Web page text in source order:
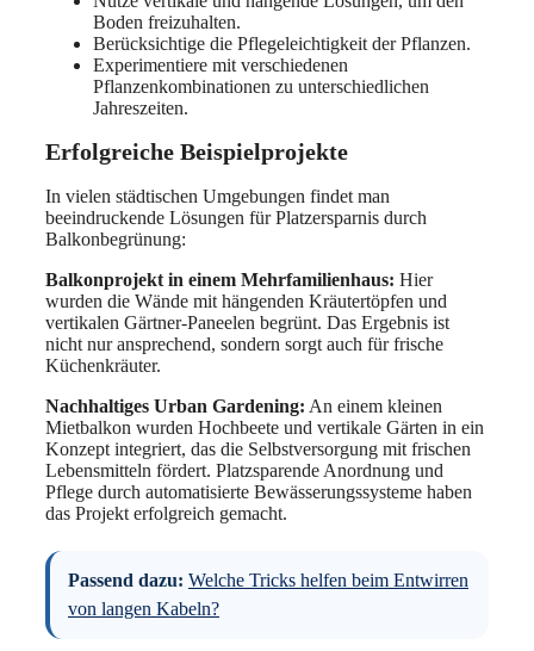
Boden freizuhalten.
Berücksichtige die Pflegeleichtigkeit der Pflanzen.
Experimentiere mit verschiedenen
Pflanzenkombinationen zu unterschiedlichen
Jahreszeiten.
Erfolgreiche Beispielprojekte
In vielen städtischen Umgebungen findet man
beeindruckende Lösungen für Platzersparnis durch
Balkonbegrünung:
Balkonprojekt in einem Mehrfamilienhaus: Hier
wurden die Wände mit hängenden Kräutertöpfen und
vertikalen Gärtner-Paneelen begrünt. Das Ergebnis ist
nicht nur ansprechend, sondern sorgt auch für frische
Küchenkräuter.
Nachhaltiges Urban Gardening: An einem kleinen
Mietbalkon wurden Hochbeete und vertikale Gärten in ein
Konzept integriert, das die Selbstversorgung mit frischen
Lebensmitteln fördert. Platzsparende Anordnung und
Pflege durch automatisierte Bewässerungssysteme haben
das Projekt erfolgreich gemacht.
Passend dazu: Welche Tricks helfen beim Entwirren
von langen Kabeln?